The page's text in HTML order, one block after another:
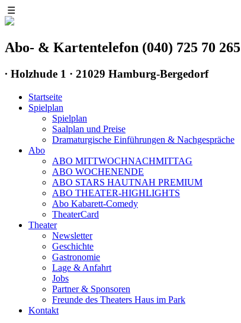
☰
Abo- & Kartentelefon (040) 725 70 265
∙ Holzhude 1 · 21029 Hamburg-Bergedorf
Startseite
Spielplan
Spielplan
Saalplan und Preise
Dramaturgische Einführungen & Nachgespräche
Abo
ABO MITTWOCHNACHMITTAG
ABO WOCHENENDE
ABO STARS HAUTNAH PREMIUM
ABO THEATER-HIGHLIGHTS
Abo Kabarett-Comedy
TheaterCard
Theater
Newsletter
Geschichte
Gastronomie
Lage & Anfahrt
Jobs
Partner & Sponsoren
Freunde des Theaters Haus im Park
Kontakt